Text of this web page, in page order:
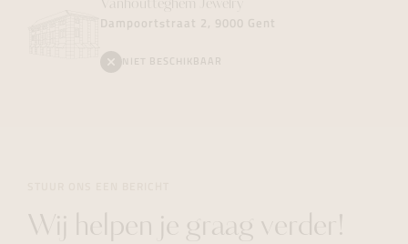
Vanhoutteghem Jewelry
Dampoortstraat 2, 9000 Gent
NIET BESCHIKBAAR
Wij helpen je graag verder!